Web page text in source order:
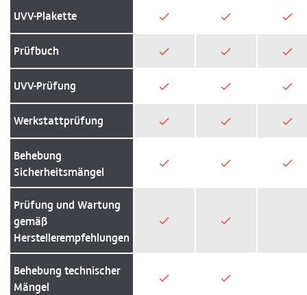
UVV-Plakette
Prüfbuch
UVV-Prüfung
Werkstattprüfung
Behebung
Sicherheitsmängel
Prüfung und Wartung
gemäß
Herstellerempfehlungen
Behebung technischer
Mängel